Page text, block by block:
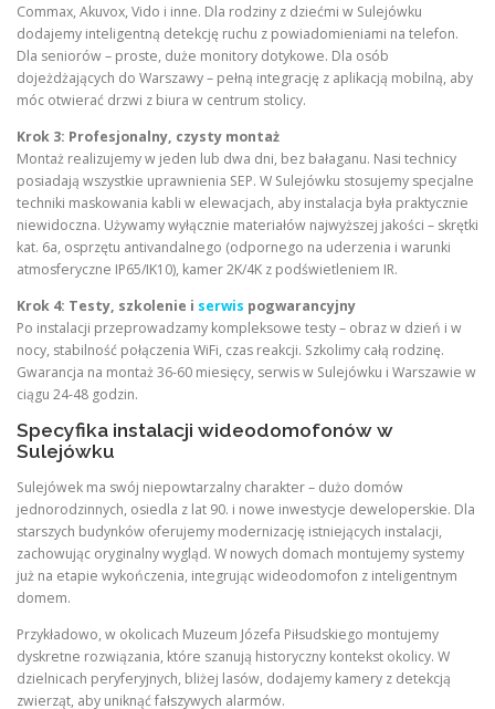
Commax, Akuvox, Vido i inne. Dla rodziny z dziećmi w Sulejówku
dodajemy inteligentną detekcję ruchu z powiadomieniami na telefon.
Dla seniorów – proste, duże monitory dotykowe. Dla osób
dojeżdżających do Warszawy – pełną integrację z aplikacją mobilną, aby
móc otwierać drzwi z biura w centrum stolicy.
Krok 3: Profesjonalny, czysty montaż
Montaż realizujemy w jeden lub dwa dni, bez bałaganu. Nasi technicy
posiadają wszystkie uprawnienia SEP. W Sulejówku stosujemy specjalne
techniki maskowania kabli w elewacjach, aby instalacja była praktycznie
niewidoczna. Używamy wyłącznie materiałów najwyższej jakości – skrętki
kat. 6a, osprzętu antivandalnego (odpornego na uderzenia i warunki
atmosferyczne IP65/IK10), kamer 2K/4K z podświetleniem IR.
Krok 4: Testy, szkolenie i serwis pogwarancyjny
Po instalacji przeprowadzamy kompleksowe testy – obraz w dzień i w
nocy, stabilność połączenia WiFi, czas reakcji. Szkolimy całą rodzinę.
Gwarancja na montaż 36-60 miesięcy, serwis w Sulejówku i Warszawie w
ciągu 24-48 godzin.
Specyfika instalacji wideodomofonów w
Sulejówku
Sulejówek ma swój niepowtarzalny charakter – dużo domów
jednorodzinnych, osiedla z lat 90. i nowe inwestycje deweloperskie. Dla
starszych budynków oferujemy modernizację istniejących instalacji,
zachowując oryginalny wygląd. W nowych domach montujemy systemy
już na etapie wykończenia, integrując wideodomofon z inteligentnym
domem.
Przykładowo, w okolicach Muzeum Józefa Piłsudskiego montujemy
dyskretne rozwiązania, które szanują historyczny kontekst okolicy. W
dzielnicach peryferyjnych, bliżej lasów, dodajemy kamery z detekcją
zwierząt, aby uniknąć fałszywych alarmów.